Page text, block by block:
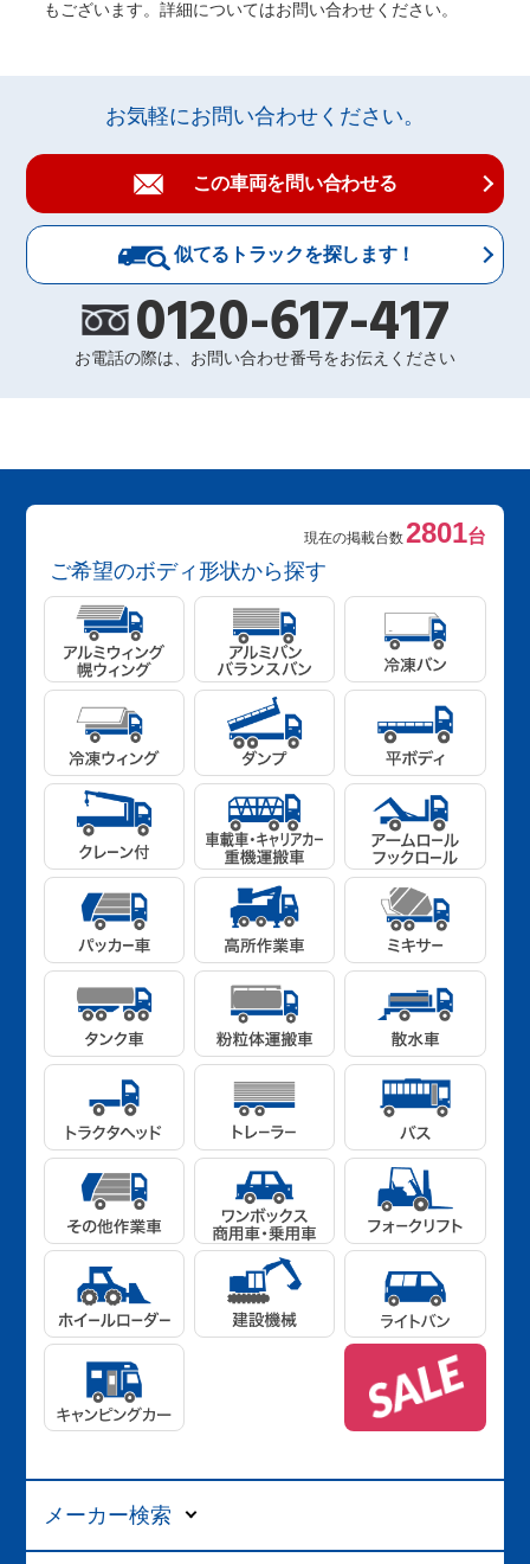
もございます。詳細についてはお問い合わせください。
お気軽にお問い合わせください。
この車両を問い合わせる
似てるトラックを探します！
0120-617-417
お電話の際は、お問い合わせ番号をお伝えください
現在の掲載台数2801台
ご希望のボディ形状から探す
メーカー検索